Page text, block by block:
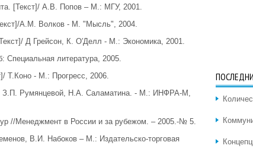
[Текст]/ А.В. Попов – М.: МГУ, 2001.
А.М. Волков - М. "Мысль", 2004.
Д Грейсон, К. О′Делл - М.: Экономика, 2001.
литература, 2005.
Т.Коно - М.: Прогресс, 2006.
З.П. Румянцевой, Н.А. Саламатина. - М.: ИНФРА-М,
//Менеджмент в России и за рубежом. – 2005.-№ 5.
В.И. Набоков – М.: Издательско-торговая